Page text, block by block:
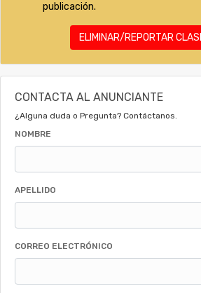
publicación.
ELIMINAR/REPORTAR
CONTACTA AL ANUNCIANTE
¿Alguna duda o Pregunta? Contáctanos.
NOMBRE
APELLIDO
CORREO ELECTRÓNICO